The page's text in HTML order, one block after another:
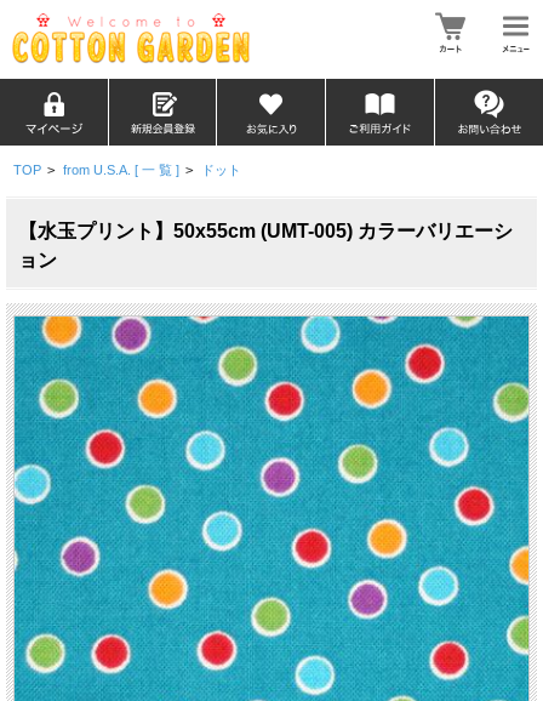
TOP > from U.S.A. [ 一 覧 ] > ドット
【水玉プリント】50x55cm (UMT-005) カラーバリエーシ
ョン